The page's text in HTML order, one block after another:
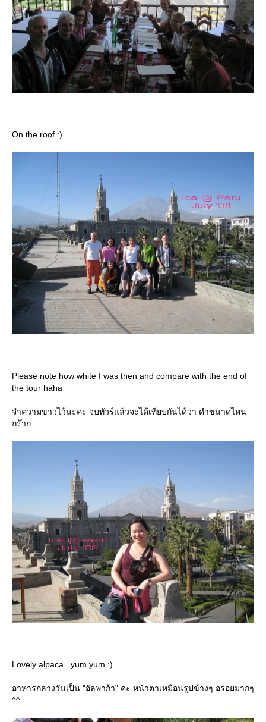
On the roof :)
Please note how white I was then and compare with the end of
the tour haha
จำความขาวไว้นะคะ จบทัวร์แล้วจะได้เทียบกันได้ว่า ดำขนาดไหน
กร๊าก
Lovely alpaca...yum yum :)
อาหารกลางวันเป็น "อัลพาก้า" ค่ะ หน้าตาเหมือนรูปข้างๆ อร่อยมากๆ
^^